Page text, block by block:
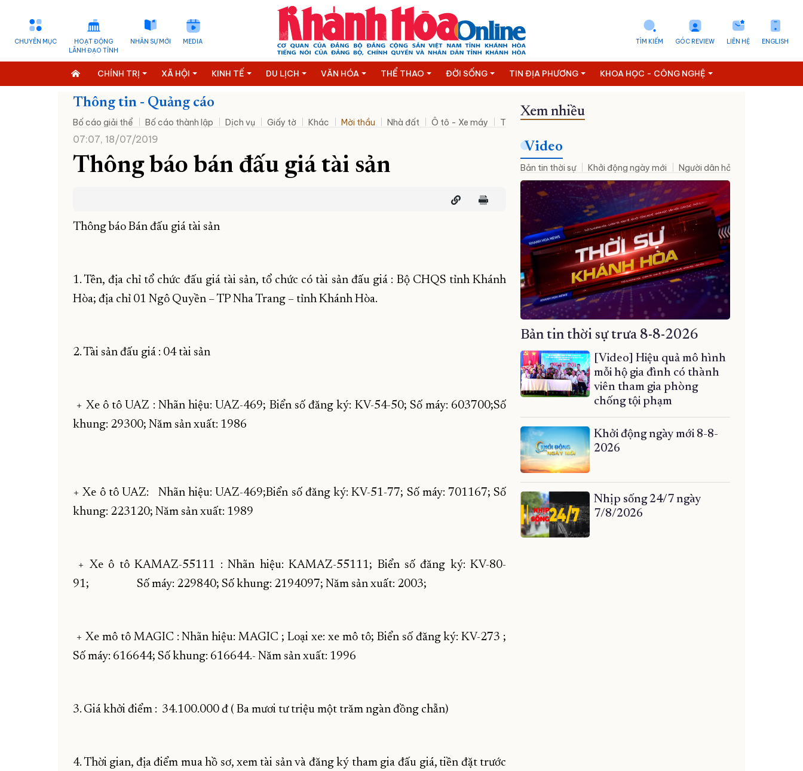
CHUYÊN MỤC
HOẠT ĐỘNG
LÃNH ĐẠO TỈNH
NHÂN SỰ MỚI MEDIA ENGLISH
LIÊN HỆ
GÓC REVIEW
TÌM KIẾM
CHÍNH TRỊ XÃ HỘI KINH TẾ DU LỊCH VĂN HÓA THỂ THAO ĐỜI SỐNG TIN ĐỊA PHƯƠNG KHOA HỌC - CÔNG NGHỆ
Thông tin - Quảng cáo
Bố cáo giải thể Bố cáo thành lập Dịch vụ Giấy tờ Khác Mời thầu Nhà đất Ô tô - Xe máy Thanh lý Tuyển dụng
07:07, 18/07/2019
Thông báo bán đấu giá tài sản
Thông báo Bán đấu giá tài sản
1. Tên, địa chỉ tổ chức đấu giá tài sản, tổ chức có tài sản đấu giá : Bộ CHQS tỉnh Khánh
Hòa; địa chỉ 01 Ngô Quyền – TP Nha Trang – tỉnh Khánh Hòa.
2. Tài sản đấu giá : 04 tài sản
+ Xe ô tô UAZ : Nhãn hiệu: UAZ-469; Biển số đăng ký: KV-54-50; Số máy: 603700;Số
khung: 29300; Năm sản xuất: 1986
+ Xe ô tô UAZ: Nhãn hiệu: UAZ-469;Biển số đăng ký: KV-51-77; Số máy: 701167; Số
khung: 223120; Năm sản xuất: 1989
+ Xe ô tô KAMAZ-55111 : Nhãn hiệu: KAMAZ-55111; Biển số đăng ký: KV-80-
91; Số máy: 229840; Số khung: 2194097; Năm sản xuất: 2003;
+ Xe mô tô MAGIC : Nhãn hiệu: MAGIC ; Loại xe: xe mô tô; Biển số đăng ký: KV-273 ;
Số máy: 616644; Số khung: 616644.- Năm sản xuất: 1996
3. Giá khởi điểm : 34.100.000 đ ( Ba mươi tư triệu một trăm ngàn đồng chẵn)
4. Thời gian, địa điểm mua hồ sơ, xem tài sản và đăng ký tham gia đấu giá, tiền đặt trước
Xem nhiều
Video
Bản tin thời sự Khởi động ngày mới Người dân hỏi – Cơ quan nhà
Bản tin thời sự trưa 8-8-2026
[Video] Hiệu quả mô hình
mỗi hộ gia đình có thành
viên tham gia phòng
chống tội phạm
Khởi động ngày mới 8-8-
2026
Nhịp sống 24/7 ngày
7/8/2026